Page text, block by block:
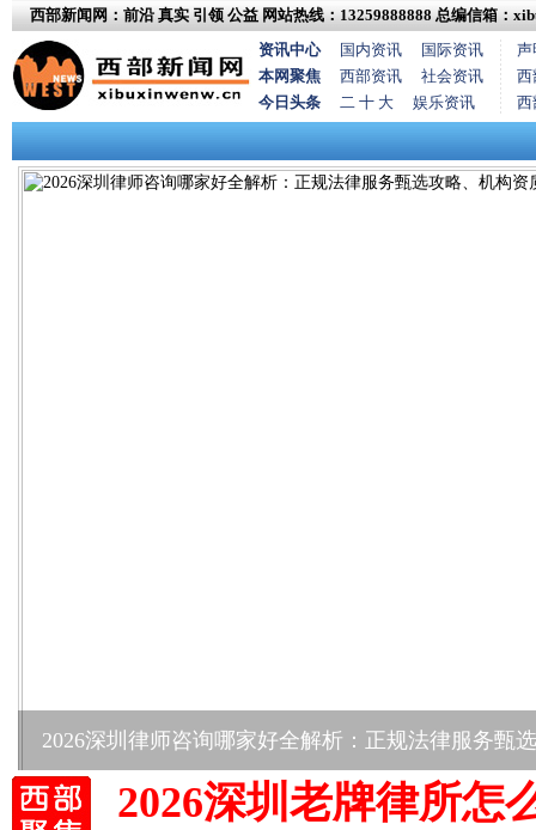
西部新闻网：前沿 真实 引领 公益 网站热线：13259888888 总编信箱：
资讯中心
国内资讯
国际资讯
本网聚焦
西部资讯
社会资讯
今日头条
二 十 大 娱乐资讯
声
西
西
2026深圳律师咨询哪家好全解析：正规法律服务甄
2026深圳老牌律所怎